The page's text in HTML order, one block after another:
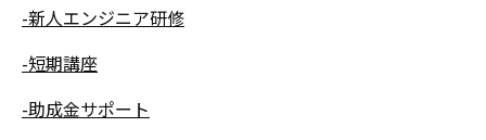
-新人エンジニア研修
-短期講座
-助成金サポート